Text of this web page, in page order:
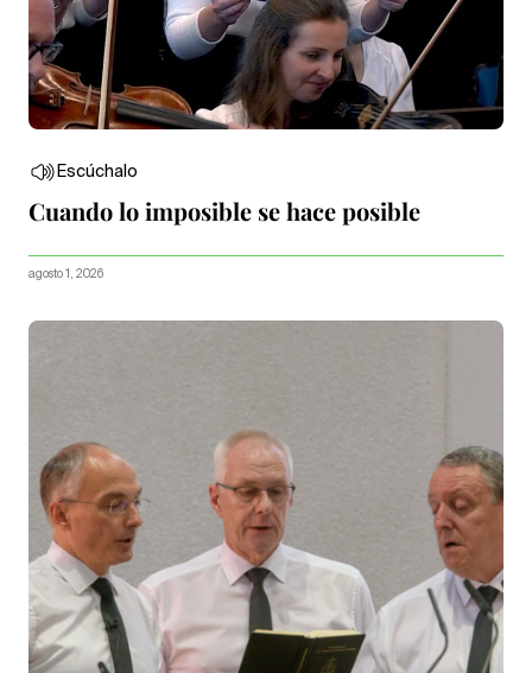
Escúchalo
Cuando lo imposible se hace posible
agosto 1, 2026